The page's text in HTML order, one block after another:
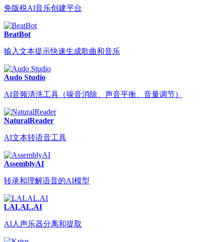
免版税AI音乐创建平台
BeatBot
输入文本提示快速生成歌曲和音乐
Audo Studio
AI音频清洗工具（噪音消除、声音平衡、音量调节）
NaturalReader
AI文本转语音工具
AssemblyAI
转录和理解语音的AI模型
LALAL.AI
AI人声乐器分离和提取